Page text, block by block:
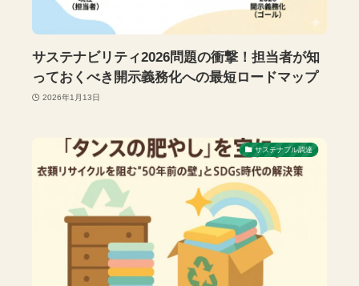
サステナビリティ2026問題の衝撃！担当者が知
っておくべき開示義務化への最短ロードマップ
2026年1月13日
サステナブル調達